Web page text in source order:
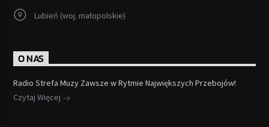
Lubień (woj. małopolskie)
O NAS
Radio Strefa Muzy Zawsze w Rytmie Największych Przebojów!
Czytaj Więcej